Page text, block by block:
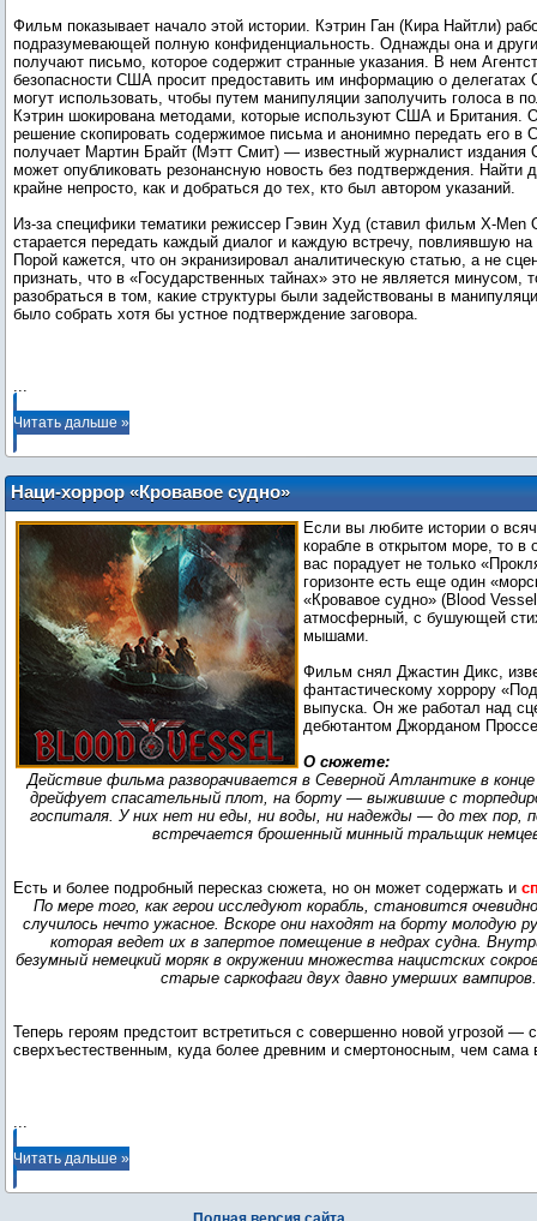
Фильм показывает начало этой истории. Кэтрин Ган (Кира Найтли)
подразумевающей полную конфиденциальность. Однажды она и
получают письмо, которое содержит странные указания. В нем
безопасности США просит предоставить им информацию о
могут использовать, чтобы путем манипуляции заполучить голоса в
Кэтрин шокирована методами, которые используют США и Британия.
решение скопировать содержимое письма и анонимно передать его
получает Мартин Брайт (Мэтт Смит) — известный журналист издания
может опубликовать резонансную новость без подтверждения. Найти
крайне непросто, как и добраться до тех, кто был автором указаний.
Из-за специфики тематики режиссер Гэвин Худ (ставил фильм X-Men
старается передать каждый диалог и каждую встречу, повлиявшую на
Порой кажется, что он экранизировал аналитическую статью, а не
признать, что в «Государственных тайнах» это не является минусом,
разобраться в том, какие структуры были задействованы в
было собрать хотя бы устное подтверждение заговора.
...
Читать дальше »
Наци-хоррор «Кровавое судно»
обзавелся первым трейлером
Если вы любите истории о
корабле в открытом море, то
вас порадует не только
горизонте есть еще один
«Кровавое судно» (Blood
атмосферный, с бушующей
мышами.
Фильм снял Джастин Дикс,
фантастическому хоррору
выпуска. Он же работал над
дебютантом Джорданом
О сюжете:
Действие фильма разворачивается в Северной Атлантике в
дрейфует спасательный плот, на борту — выжившие с
госпиталя. У них нет ни еды, ни воды, ни надежды — до тех пор,
встречается брошенный минный тральщик
Есть и более подробный пересказ сюжета, но он может содержать и
По мере того, как герои исследуют корабль, становится
случилось нечто ужасное. Вскоре они находят на борту молодую
которая ведет их в запертое помещение в недрах судна.
безумный немецкий моряк в окружении множества нацистских
старые саркофаги двух давно умерших вампиров.
Теперь героям предстоит встретиться с совершенно новой угрозой —
сверхъестественным, куда более древним и смертоносным, чем сама
...
Читать дальше »